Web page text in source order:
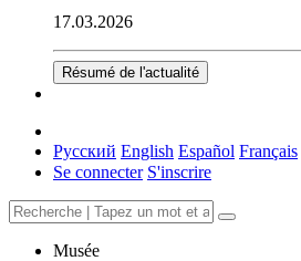
17.03.2026
Résumé de l'actualité
Русский English Español Français
Se connecter S'inscrire
Musée